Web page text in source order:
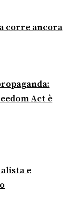
corre ancora
Act è
e